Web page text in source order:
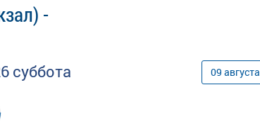
-
суббота 09 августа